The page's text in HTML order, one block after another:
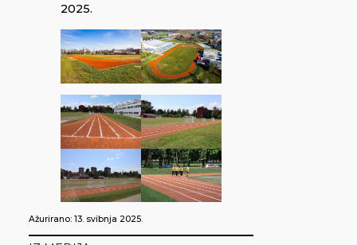
2025.
Ažurirano: 13. svibnja 2025.